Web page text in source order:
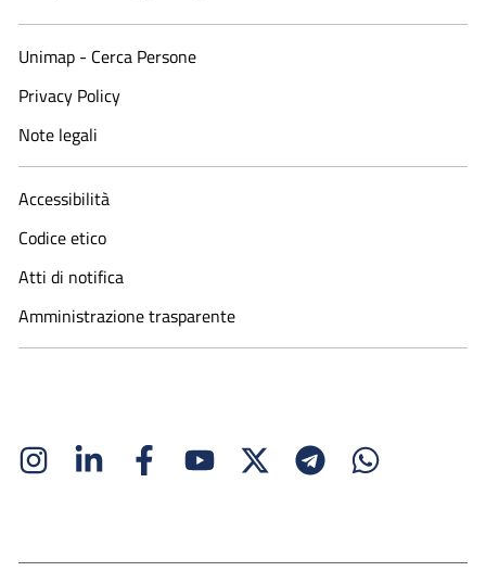
Unimap - Cerca Persone
Privacy Policy
Note legali
Accessibilità
Codice etico
Atti di notifica
Amministrazione trasparente